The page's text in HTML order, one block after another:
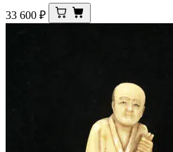
33 600 ₽